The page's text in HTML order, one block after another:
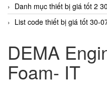
Danh mục thiết bị giá tốt 2
List code thiết bị giá tốt 30-
DEMA
Foam- IT